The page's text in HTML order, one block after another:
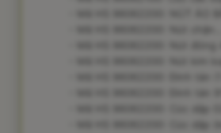
- Mã HS 96062200: Nút
- Mã HS 96062200: Nút
- Mã HS 96062200: Nút kim
- Mã HS 96062200: Đinh tán
- Mã HS 96062200: Đinh tán
- Mã HS 96062200: Cúc dập
- Mã HS 96062200: Cúc dập